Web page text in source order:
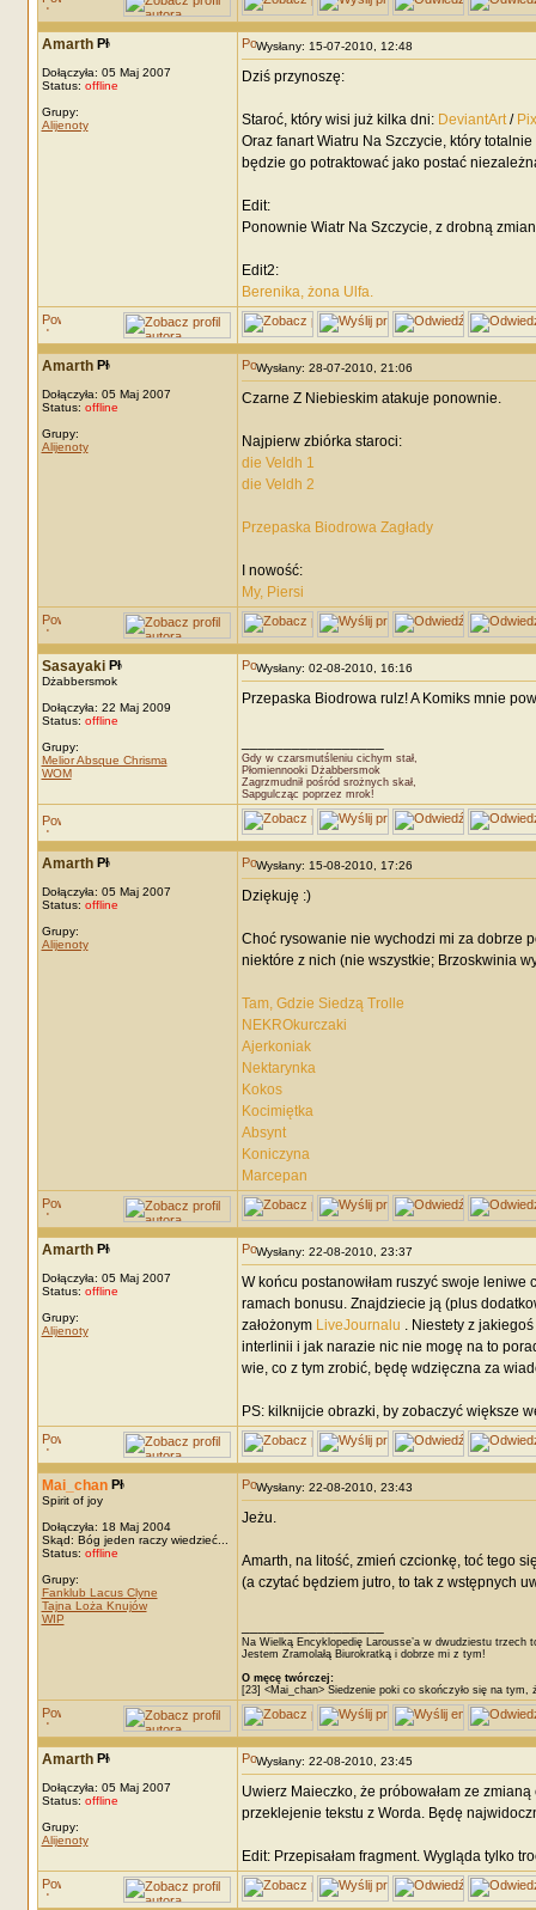
Amarth
Dołączyła: 05 Maj 2007
Status: offline
Grupy:
Alijenoty
Wysłany: 15-07-2010, 12:48
Dziś przynoszę:
Staroć, który wisi już kilka dni: DeviantArt/
Oraz fanart Wiatru Na Szczycie, który
będzie go potraktować jako postać
Edit:
Ponownie Wiatr Na Szczycie, z drobną
Edit2:
Berenika, żona Ulfa.
Amarth
Dołączyła: 05 Maj 2007
Status: offline
Grupy:
Alijenoty
Wysłany: 28-07-2010, 21:06
Czarne Z Niebieskim atakuje ponownie.
Najpierw zbiórka staroci:
die Veldh 1
die Veldh 2
Przepaska Biodrowa Zagłady
I nowość:
My, Piersi
Sasayaki
Dżabbersmok
Dołączyła: 22 Maj 2009
Status: offline
Grupy:
Melior Absque Chrisma
WOM
Wysłany: 02-08-2010, 16:16
Przepaska Biodrowa rulz! A Komiks mnie
Gdy w czarsmutśleniu cichym stał,
Płomiennooki Dżabbersmok
Zagrzmudnił pośród srożnych skał,
Sapgulcząc poprzez mrok!
Amarth
Dołączyła: 05 Maj 2007
Status: offline
Grupy:
Alijenoty
Wysłany: 15-08-2010, 17:26
Dziękuję :)
Choć rysowanie nie wychodzi mi za dobrze
niektóre z nich (nie wszystkie; Brzoskwinia
Tam, Gdzie Siedzą Trolle
NEKROkurczaki
Ajerkoniak
Nektarynka
Kokos
Kocimiętka
Absynt
Koniczyna
Marcepan
Amarth
Dołączyła: 05 Maj 2007
Status: offline
Grupy:
Alijenoty
Wysłany: 22-08-2010, 23:37
W końcu postanowiłam ruszyć swoje leniwe
ramach bonusu. Znajdziecie ją (plus
założonym LiveJournalu . Niestety z
interlinii i jak narazie nic nie mogę na to
wie, co z tym zrobić, będę wdzięczna za
PS: kilknijcie obrazki, by zobaczyć większe
Mai_chan
Spirit of joy
Dołączyła: 18 Maj 2004
Skąd: Bóg jeden raczy wiedzieć...
Status: offline
Grupy:
Fanklub Lacus Clyne
Tajna Loża Knujów
WIP
Wysłany: 22-08-2010, 23:43
Jeżu.
Amarth, na litość, zmień czcionkę, toć tego
(a czytać będziem jutro, to tak z wstępnych
Na Wielką Encyklopedię Larousse’a w dwudziestu trzech
Jestem Zramolałą Biurokratką i dobrze mi z tym!
O męcę twórczej:
[23] <Mai_chan> Siedzenie poki co skończyło się na
Amarth
Dołączyła: 05 Maj 2007
Status: offline
Grupy:
Alijenoty
Wysłany: 22-08-2010, 23:45
Uwierz Maieczko, że próbowałam ze
przeklejenie tekstu z Worda. Będę
Edit: Przepisałam fragment. Wygląda tylko